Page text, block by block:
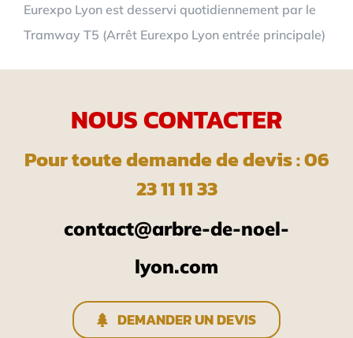
Eurexpo Lyon est desservi quotidiennement par le
Tramway T5 (Arrêt Eurexpo Lyon entrée principale)
NOUS CONTACTER
Pour toute demande de devis : 06
23 11 11 33
contact@arbre-de-noel-
lyon.com
DEMANDER UN DEVIS